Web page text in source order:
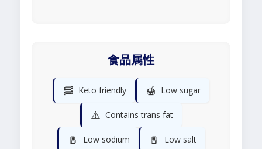
食品属性
🥓 Keto friendly 🍯 Low sugar
⚠️ Contains trans fat
🧂 Low sodium 🧂 Low salt